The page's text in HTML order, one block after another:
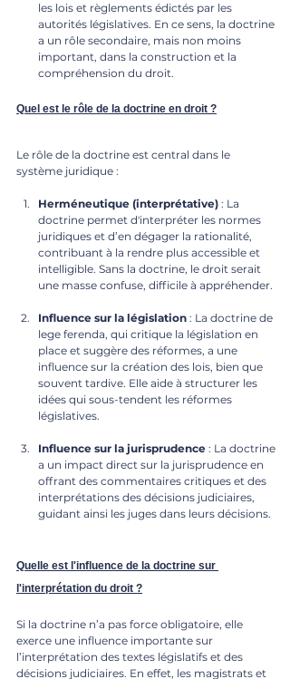
les lois et règlements édictés par les
autorités législatives. En ce sens, la doctrine
a un rôle secondaire, mais non moins
important, dans la construction et la
compréhension du droit.
Quel est le rôle de la doctrine en droit ?
Le rôle de la doctrine est central dans le
système juridique :
Herméneutique (interprétative) : La
doctrine permet d'interpréter les normes
juridiques et d’en dégager la rationalité,
contribuant à la rendre plus accessible et
intelligible. Sans la doctrine, le droit serait
une masse confuse, difficile à appréhender.
Influence sur la législation : La doctrine de
lege ferenda, qui critique la législation en
place et suggère des réformes, a une
influence sur la création des lois, bien que
souvent tardive. Elle aide à structurer les
idées qui sous-tendent les réformes
législatives.
Influence sur la jurisprudence : La doctrine
a un impact direct sur la jurisprudence en
offrant des commentaires critiques et des
interprétations des décisions judiciaires,
guidant ainsi les juges dans leurs décisions.
Quelle est l'influence de la doctrine sur
l'interprétation du droit ?
Si la doctrine n’a pas force obligatoire, elle
exerce une influence importante sur
l’interprétation des textes législatifs et des
décisions judiciaires. En effet, les magistrats et